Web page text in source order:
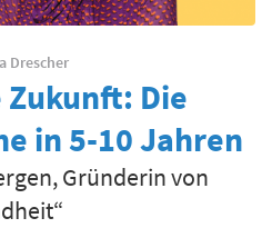
Drescher
Zukunft: Die
in 5-10 Jahren
Gründerin von